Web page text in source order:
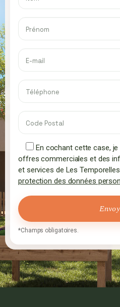
En cochant cette case,
offres commerciales et des
et services de Les
protection des données
*Champs obligatoires.